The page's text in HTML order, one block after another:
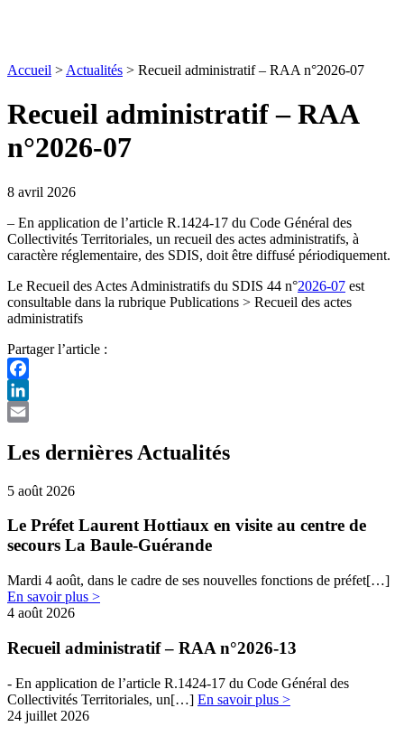
Accueil > Actualités > Recueil administratif – RAA n°2026-07
Recueil administratif – RAA
n°2026-07
8 avril 2026
– En​​ application de l’article R.1424-17 du Code Général des
Collectivités Territoriales, un recueil des actes administratifs, à
caractère réglementaire, des SDIS, doit être diffusé périodiquement.
Le Recueil des Actes Administratifs du SDIS 44 n°2026-07 est
consultable dans la rubrique Publications > Recueil des actes
administratifs
Partager l’article :
Facebook
LinkedIn
Les dernières Actualités
5 août 2026
Le Préfet Laurent Hottiaux en visite au centre de
secours La Baule-Guérande
Mardi 4 août, dans le cadre de ses nouvelles fonctions de préfet[…]
En savoir plus >
4 août 2026
Recueil administratif – RAA n°2026-13
- En​​ application de l’article R.1424-17 du Code Général des
Collectivités Territoriales, un[…] En savoir plus >
24 juillet 2026